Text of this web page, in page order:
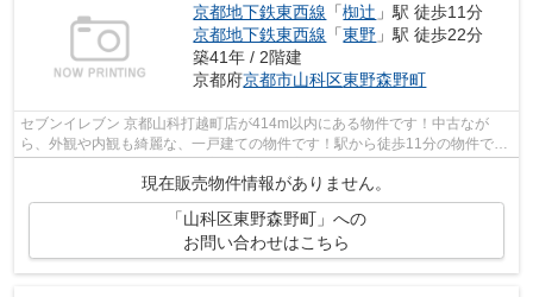
京都地下鉄東西線 「椥辻 」駅 徒歩11分
京都地下鉄東西線 「東野 」駅 徒歩22分
築41年 / 2階建
京都府京都市山科区東野森野町
セブンイレブン 京都山科打越町店が414m以内にある物件です！中古なが
ら、外観や内観も綺麗な、一戸建ての物件です！駅から徒歩11分の物件で
す！京都市山科区にある不動産が気になる方...
現在販売物件情報がありません。
「山科区東野森野町」への
お問い合わせはこちら